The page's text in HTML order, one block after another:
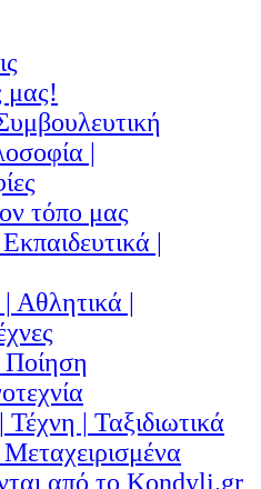
μας!
|
τόπο μας
|
Αθλητικά |
Ποίηση
| Ταξιδιωτικά
από το Kondyli.gr